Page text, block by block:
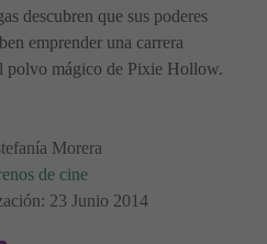
descubren que sus poderes
emprender una carrera
polvo mágico de Pixie Hollow.
Morera
de cine
23 Junio 2014